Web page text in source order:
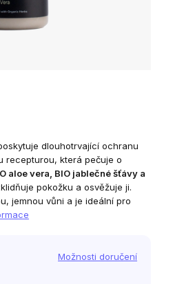
dlouhotrvající ochranu
recepturou, která pečuje o
aloe vera, BIO jablečné šťávy a
pokožku a osvěžuje ji.
jemnou vůni a je ideální pro
Možnosti doručení